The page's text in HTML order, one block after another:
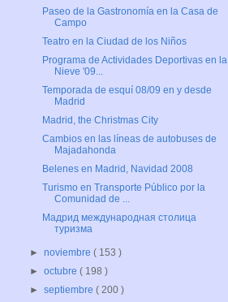
Paseo de la Gastronomía en la Casa de
Campo
Teatro en la Ciudad de los Niños
Programa de Actividades Deportivas en la
Nieve '09...
Temporada de esquí 08/09 en y desde
Madrid
Madrid, the Christmas City
Cambios en las líneas de autobuses de
Majadahonda
Belenes en Madrid, Navidad 2008
Turismo en Transporte Público por la
Comunidad de ...
Мадрид международная столица
туризма
►noviembre( 153 )
►octubre( 198 )
►septiembre( 200 )